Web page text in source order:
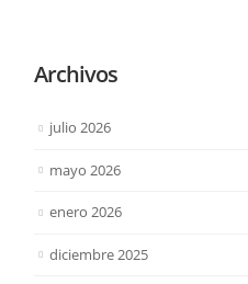
Archivos
julio 2026
mayo 2026
enero 2026
diciembre 2025